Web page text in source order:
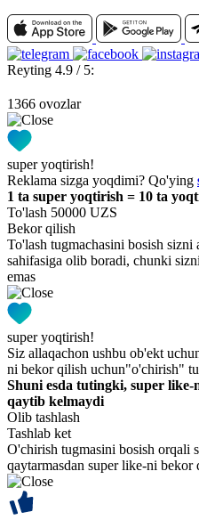
Reyting 4.9 / 5:
1366 ovozlar
super yoqtirish!
Reklama sizga yoqdimi? Qo'ying
1 ta super yoqtirish = 10 ta
To'lash 50000 UZS
Bekor qilish
To'lash tugmachasini bosish
sahifasiga olib boradi, chunki
emas
super yoqtirish!
Siz allaqachon ushbu ob'ekt
ni bekor qilish uchun"o'chirish"
Shuni esda tutingki, super
qaytib kelmaydi
Olib tashlash
Tashlab ket
O'chirish tugmasini bosish orqali
qaytarmasdan super like-ni bekor